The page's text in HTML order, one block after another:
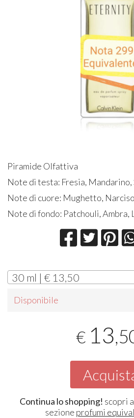
Piramide Olfattiva
Note di testa: Fresia, Mandarino,
Note di cuore: Mughetto,
Note di fondo: Patchouli, Ambra,
30 ml | € 13,50
Disponibile
€ 13
Continua lo shopping! scopri
sezione profumi